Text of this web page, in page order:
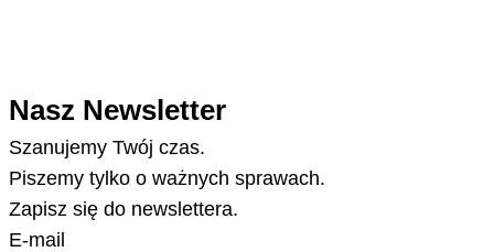
Nasz Newsletter
Szanujemy Twój czas.
Piszemy tylko o ważnych sprawach.
Zapisz się do newslettera.
E-mail